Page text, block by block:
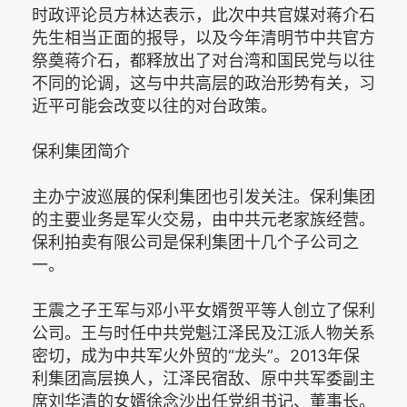
时政评论员方林达表示，此次中共官媒对蒋介石
先生相当正面的报导，以及今年清明节中共官方
祭奠蒋介石，都释放出了对台湾和国民党与以往
不同的论调，这与中共高层的政治形势有关，习
近平可能会改变以往的对台政策。
保利集团简介
主办宁波巡展的保利集团也引发关注。保利集团
的主要业务是军火交易，由中共元老家族经营。
保利拍卖有限公司是保利集团十几个子公司之
一。
王震之子王军与邓小平女婿贺平等人创立了保利
公司。王与时任中共党魁江泽民及江派人物关系
密切，成为中共军火外贸的“龙头”。2013年保
利集团高层换人，江泽民宿敌、原中共军委副主
席刘华清的女婿徐念沙出任党组书记、董事长。